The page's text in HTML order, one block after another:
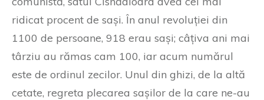
ridicat procent de sași. În anul revoluției din
1100 de persoane, 918 erau sași; câțiva ani mai
târziu au rămas cam 100, iar acum numărul
este de ordinul zecilor. Unul din ghizi, de la altă
cetate, regreta plecarea sașilor de la care ne-au